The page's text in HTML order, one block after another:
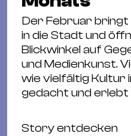
Der Februar bringt
in die Stadt und
Blickwinkel auf
und Medienkunst.
wie vielfältig Kultur
gedacht und erlebt
Story entdecken